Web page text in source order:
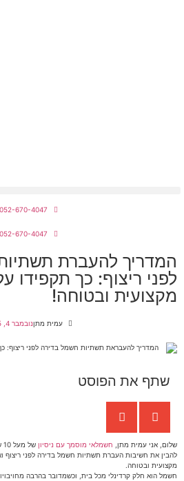
052-670-4047
052-670-4047
המדריך להעברת
לפני ריצוף: כך תקפידו
מקצועית ובטוחה!
עמית מתןנובמבר 4, 2025
שתף את הפוסט
שלום, אני עמית מתן, חשמלאי מוסמך עם ניסיון
להבין את חשיבות העברת תשתיות חשמל בדירה לפני ריצוף
מקצועית ובטוחה.
חשמל הוא חלק קרדינלי מכל בית, וכשמדובר בהרבה